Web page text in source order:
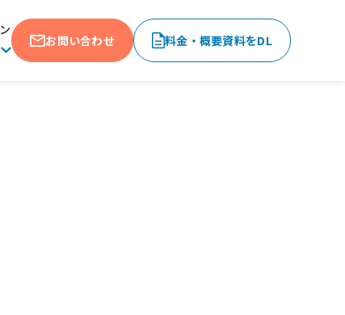
お問い合わせ 料金・概要資料をDL